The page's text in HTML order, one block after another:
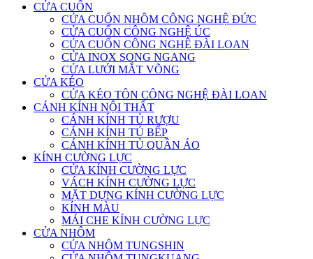
CỬA CUỐN
CỬA CUỐN NHÔM CÔNG NGHỆ ĐỨC
CỬA CUỐN CÔNG NGHỆ ÚC
CỬA CUỐN CÔNG NGHỆ ĐÀI LOAN
CỬA INOX SONG NGANG
CỬA LƯỚI MẮT VÕNG
CỬA KÉO
CỬA KÉO TÔN CÔNG NGHỆ ĐÀI LOAN
CÁNH KÍNH NỘI THẤT
CÁNH KÍNH TỦ RƯỢU
CÁNH KÍNH TỦ BẾP
CÁNH KÍNH TỦ QUẦN ÁO
KÍNH CƯỜNG LỰC
CỬA KÍNH CƯỜNG LỰC
VÁCH KÍNH CƯỜNG LỰC
MẶT DỰNG KÍNH CƯỜNG LỰC
KÍNH MÀU
MÁI CHE KÍNH CƯỜNG LỰC
CỬA NHÔM
CỬA NHÔM TUNGSHIN